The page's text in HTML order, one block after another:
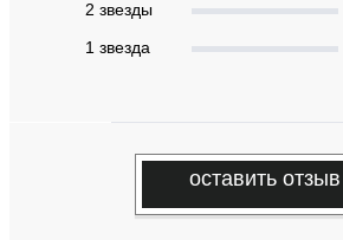
2 звeзды
1 звeзда
оставить отзыв